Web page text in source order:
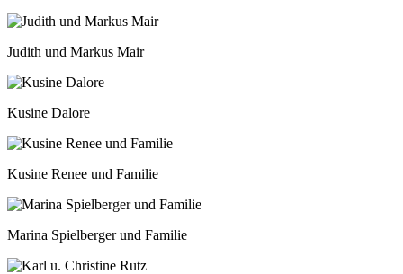
Judith und Markus Mair
Kusine Dalore
Kusine Renee und Familie
Marina Spielberger und Familie